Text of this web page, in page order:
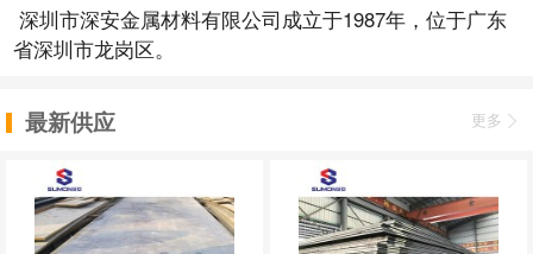
深圳市深安金属材料有限公司成立于1987年，位于广东
省深圳市龙岗区。
最新供应 更多